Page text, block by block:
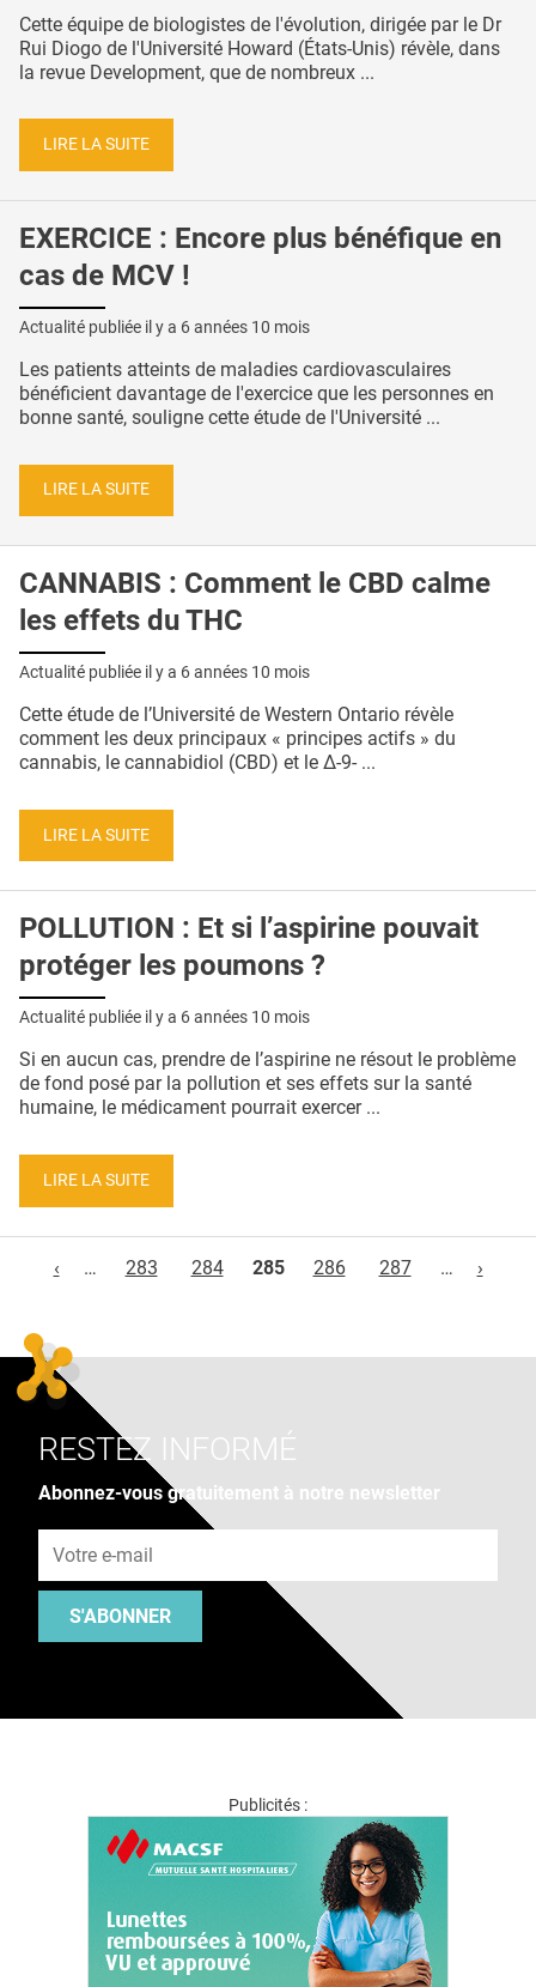
Cette équipe de biologistes de l'évolution, dirigée par le Dr
Rui Diogo de l'Université Howard (États-Unis) révèle, dans
la revue Development, que de nombreux ...
LIRE LA SUITE
EXERCICE : Encore plus bénéfique en
cas de MCV !
Actualité publiée il y a 6 années 10 mois
Les patients atteints de maladies cardiovasculaires
bénéficient davantage de l'exercice que les personnes en
bonne santé, souligne cette étude de l'Université ...
LIRE LA SUITE
CANNABIS : Comment le CBD calme
les effets du THC
Actualité publiée il y a 6 années 10 mois
Cette étude de l’Université de Western Ontario révèle
comment les deux principaux « principes actifs » du
cannabis, le cannabidiol (CBD) et le Δ-9- ...
LIRE LA SUITE
POLLUTION : Et si l’aspirine pouvait
protéger les poumons ?
Actualité publiée il y a 6 années 10 mois
Si en aucun cas, prendre de l’aspirine ne résout le problème
de fond posé par la pollution et ses effets sur la santé
humaine, le médicament pourrait exercer ...
LIRE LA SUITE
‹
… 283 284 285 286 287 … ›
RESTEZ INFORMÉ
Abonnez-vous gratuitement à notre newsletter
S'ABONNER
Publicités :